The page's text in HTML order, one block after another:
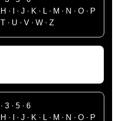
H · · J · K · L · M · N · O · P
T· U · V· W· Z
· 3· 5· 6
H · · J · K · L · M · N · O · P